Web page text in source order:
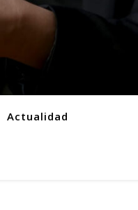
Actualidad